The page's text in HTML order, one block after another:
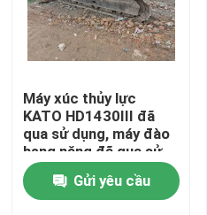
Về chúng tôi
Chuyến tham quan nhà máy
Kiểm soát chất lượng
Liên hệ với chúng tôi
Máy xúc thủy lực
KATO HD1430III đã
qua sử dụng, máy đào
hạng nặng đã qua sử
dụng
Gửi yêu cầu